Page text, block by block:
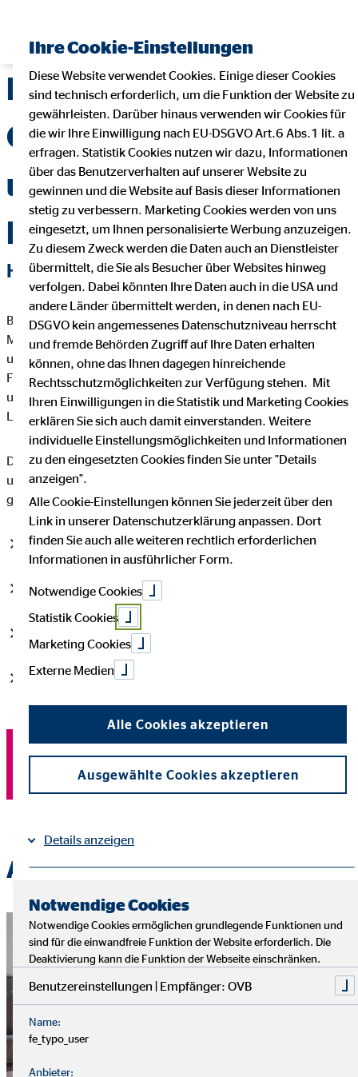
Häufige Fragen zum
OVB Service und zu
unserer
Finanzberatung
HAST DU FRAGEN?
Bei unserem Service steht der Kunde als Mensch im
Mittelpunkt. Wir legen Wert auf eine vertrauensvolle Beziehung
und persönliche Begleitung. Denn nur so können unsere
Finanzberater die individuellen Bedürfnisse und Wünsche
unserer Kunden wirklich berücksichtigen und in jeder
Lebenslage für sie da sein.
Du hast Fragen zu unserem Service? Hier findest du Antworten
und weiterführende Informationen zu den am häufigsten
gestellten Fragen rund um OVB.
Allgemeine Fragen
Bestandskunden
Finanzprodukte
Jobinteressierte
Finde jetzt einen Finanzberater
Allgemeine Fragen
Ihre Cookie-Einstellungen
Diese Website verwendet Cookies. Einige dieser Cookies
sind technisch erforderlich, um die Funktion der Website zu
gewährleisten. Darüber hinaus verwenden wir Cookies für
die wir Ihre Einwilligung nach EU-DSGVO Art.6 Abs.1 lit. a
erfragen. Statistik Cookies nutzen wir dazu, Informationen
über das Benutzerverhalten auf unserer Website zu
gewinnen und die Website auf Basis dieser Informationen
stetig zu verbessern. Marketing Cookies werden von uns
eingesetzt, um Ihnen personalisierte Werbung anzuzeigen.
Zu diesem Zweck werden die Daten auch an Dienstleister
übermittelt, die Sie als Besucher über Websites hinweg
verfolgen. Dabei könnten Ihre Daten auch in die USA und
andere Länder übermittelt werden, in denen nach EU-
DSGVO kein angemessenes Datenschutzniveau herrscht
und fremde Behörden Zugriff auf Ihre Daten erhalten
können, ohne das Ihnen dagegen hinreichende
Rechtsschutzmöglichkeiten zur Verfügung stehen. Mit
Ihren Einwilligungen in die Statistik und Marketing Cookies
erklären Sie sich auch damit einverstanden. Weitere
individuelle Einstellungsmöglichkeiten und Informationen
zu den eingesetzten Cookies finden Sie unter "Details
anzeigen".
Alle Cookie-Einstellungen können Sie jederzeit über den
Link in unserer Datenschutzerklärung anpassen. Dort
finden Sie auch alle weiteren rechtlich erforderlichen
Informationen in ausführlicher Form.
Notwendige Cookies
Statistik Cookies
Marketing Cookies
Externe Medien
Alle Cookies akzeptieren
Ausgewählte Cookies akzeptieren
Details anzeigen
Notwendige Cookies
Notwendige Cookies ermöglichen grundlegende Funktionen und
sind für die einwandfreie Funktion der Website erforderlich. Die
Deaktivierung kann die Funktion der Webseite einschränken.
Benutzereinstellungen | Empfänger: OVB
Name:
fe_typo_user
Anbieter: